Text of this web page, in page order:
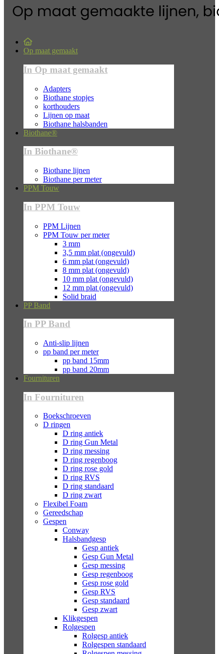
Op maat gemaakt
In Op maat gemaakt
Adapters
Biothane stopjes
korthouders
Lijnen op maat
Biothane halsbanden
Biothane®
In Biothane®
Biothane lijnen
Biothane per meter
PPM Touw
In PPM Touw
PPM Lijnen
PPM Touw per meter
3 mm
3,5 mm plat (ongevuld)
6 mm plat (ongevuld)
8 mm plat (ongevuld)
10 mm plat (ongevuld)
12 mm plat (ongevuld)
Solid braid
PP Band
In PP Band
Anti-slip lijnen
pp band per meter
pp band 15mm
pp band 20mm
Fournituren
In Fournituren
Boekschroeven
D ringen
D ring antiek
D ring Gun Metal
D ring messing
D ring regenboog
D ring rose gold
D ring RVS
D ring standaard
D ring zwart
Flexibel Foam
Gereedschap
Gespen
Conway
Halsbandgesp
Gesp antiek
Gesp Gun Metal
Gesp messing
Gesp regenboog
Gesp rose gold
Gesp RVS
Gesp standaard
Gesp zwart
Klikgespen
Rolgespen
Rolgesp antiek
Rolgespen standaard